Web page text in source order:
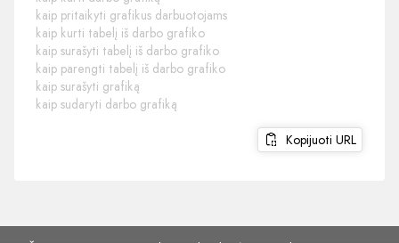
kaip pritaikyti grafikus darbuotojams
kaip kurti tabelį iš darbo grafiko
kaip surašyti tabelį iš darbo grafiko
kaip parengti tabelį iš darbo grafiko
kaip surašyti grafiką
kaip sudaryti darbo grafiką
Kopijuoti URL